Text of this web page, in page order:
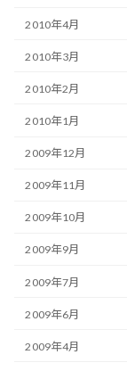
2010年4月
2010年3月
2010年2月
2010年1月
2009年12月
2009年11月
2009年10月
2009年9月
2009年7月
2009年6月
2009年4月